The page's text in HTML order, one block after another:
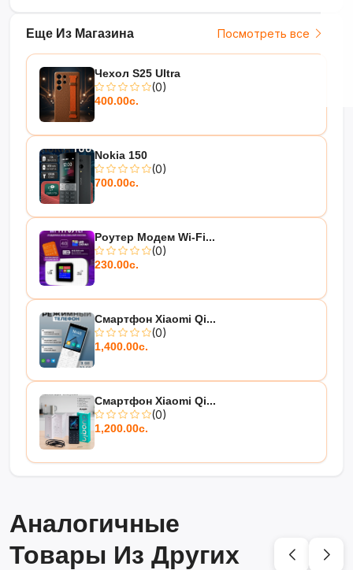
Еще Из Магазина Посмотреть все
Чехол S25 Ultra
(0)
400.00с.
Nokia 150
(0)
700.00с.
Роутер Модем Wi-Fi...
(0)
230.00с.
Смартфон Xiaomi Qi...
(0)
1,400.00с.
Смартфон Xiaomi Qi...
(0)
1,200.00с.
Аналогичные
Товары Из Других